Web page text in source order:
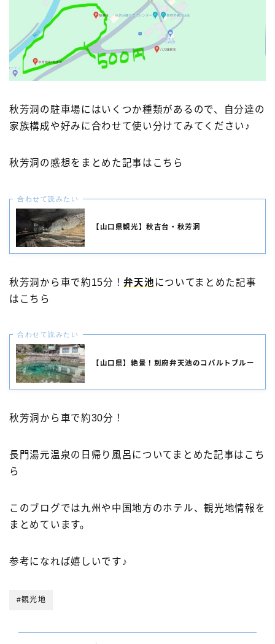
秋芳洞の駐車場にはいくつか種類があるので、自分達の
家族構成や好みに合わせて使い分けてみてください♪
秋芳洞の感想をまとめた記事はこちら
合わせて読みたい
【山口県観光】秋吉台・秋芳洞
秋芳洞から車で約15分！弁天池 についてまとめた記事
はこちら
合わせて読みたい
【山口県】絶景！別府弁天池のコバルトブルー
秋芳洞から車で約30分！
長門湯元温泉の日帰り風呂についてまとめた記事はこち
ら
このブログでは九州や中国地方のホテル、観光地情報を
まとめています。
参考になれば嬉しいです♪
#観光地